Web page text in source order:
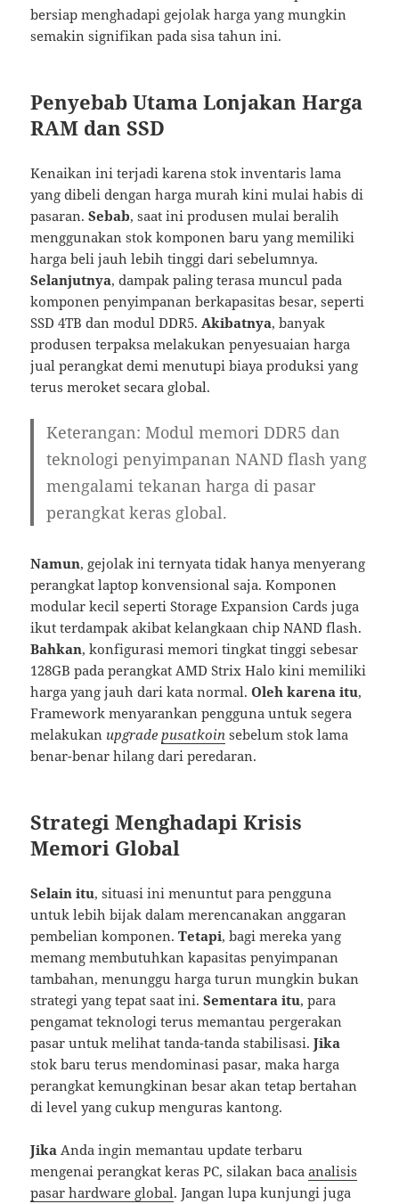
bersiap menghadapi gejolak harga yang mungkin
semakin signifikan pada sisa tahun ini.
Penyebab Utama Lonjakan Harga
RAM dan SSD
Kenaikan ini terjadi karena stok inventaris lama
yang dibeli dengan harga murah kini mulai habis di
pasaran.Sebab, saat ini produsen mulai beralih
menggunakan stok komponen baru yang memiliki
harga beli jauh lebih tinggi dari sebelumnya.
Selanjutnya, dampak paling terasa muncul pada
komponen penyimpanan berkapasitas besar, seperti
SSD 4TB dan modul DDR5.Akibatnya, banyak
produsen terpaksa melakukan penyesuaian harga
jual perangkat demi menutupi biaya produksi yang
terus meroket secara global.
Keterangan: Modul memori DDR5 dan
teknologi penyimpanan NAND flash yang
mengalami tekanan harga di pasar
perangkat keras global.
Namun, gejolak ini ternyata tidak hanya menyerang
perangkat laptop konvensional saja. Komponen
modular kecil seperti Storage Expansion Cards juga
ikut terdampak akibat kelangkaan chip NAND flash.
Bahkan, konfigurasi memori tingkat tinggi sebesar
128GB pada perangkat AMD Strix Halo kini memiliki
harga yang jauh dari kata normal.Oleh karena itu,
Framework menyarankan pengguna untuk segera
melakukan upgradepusatkoin sebelum stok lama
benar-benar hilang dari peredaran.
Strategi Menghadapi Krisis
Memori Global
Selain itu, situasi ini menuntut para pengguna
untuk lebih bijak dalam merencanakan anggaran
pembelian komponen.Tetapi, bagi mereka yang
memang membutuhkan kapasitas penyimpanan
tambahan, menunggu harga turun mungkin bukan
strategi yang tepat saat ini.Sementara itu, para
pengamat teknologi terus memantau pergerakan
pasar untuk melihat tanda-tanda stabilisasi.Jika
stok baru terus mendominasi pasar, maka harga
perangkat kemungkinan besar akan tetap bertahan
di level yang cukup menguras kantong.
Jika Anda ingin memantau update terbaru
mengenai perangkat keras PC, silakan bacaanalisis
pasar hardware global. Jangan lupa kunjungi juga